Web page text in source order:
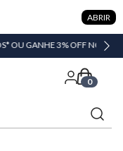
ABRIR
3% OFF NO PIX
0